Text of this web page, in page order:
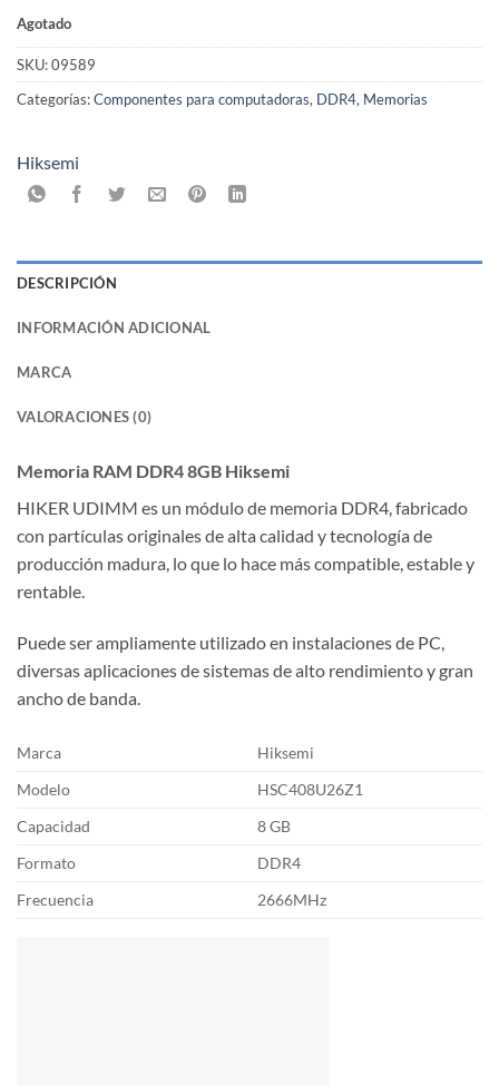
Agotado
SKU:09589
Categorías:Componentes para computadoras, DDR4, Memorias
Hiksemi
DESCRIPCIÓN
INFORMACIÓN ADICIONAL
MARCA
VALORACIONES (0)
Memoria RAM DDR4 8GB Hiksemi
HIKER UDIMM es un módulo de memoria DDR4, fabricado
con partículas originales de alta calidad y tecnología de
producción madura, lo que lo hace más compatible, estable y
rentable.
Puede ser ampliamente utilizado en instalaciones de PC,
diversas aplicaciones de sistemas de alto rendimiento y gran
ancho de banda.
Marca
Hiksemi
Modelo
HSC408U26Z1
Capacidad
8 GB
Formato
DDR4
Frecuencia
2666MHz